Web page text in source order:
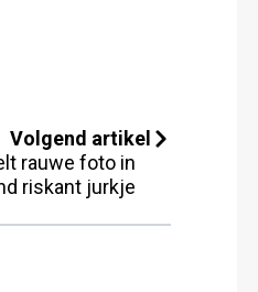
Volgend artikel
rauwe foto in
riskant jurkje